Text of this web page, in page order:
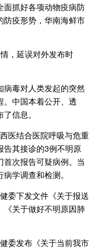
面抓好各项动物疫病防
防疫形势，华南海鲜市
，延误对外发布时
毒对人类发起的突然
。中国本着公开、透
信息。
结合医院呼吸与危重
告其接诊的3例不明原
次报告可疑病例。当
学调查和检测。
下发文件《关于报送
关于做好不明原因肺
发布《关于当前我市